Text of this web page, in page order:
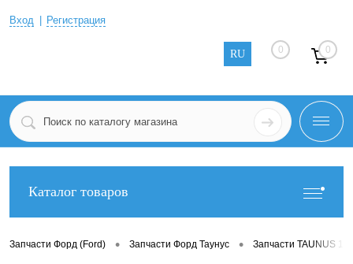
Вход Регистрация
RU 0 0
Каталог товаров
Запчасти Форд (Ford) • Запчасти Форд Таунус • Запчасти TAUNUS